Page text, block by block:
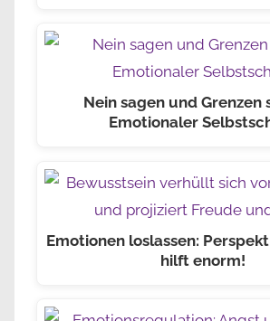
Nein sagen und Grenzen
Emotionaler
Emotionen loslassen:
hilft enorm!